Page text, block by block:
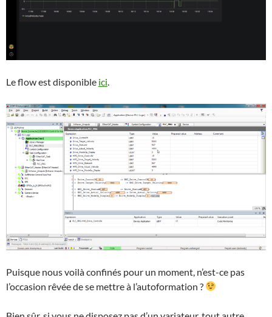
Le flow est disponible ici.
Puisque nous voilà confinés pour un moment, n’est-ce pas
l’occasion rêvée de se mettre à l’autoformation ?